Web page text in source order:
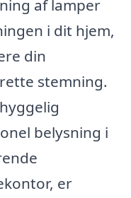
af lamper
i dit hjem,
din
stemning.
belysning i
er